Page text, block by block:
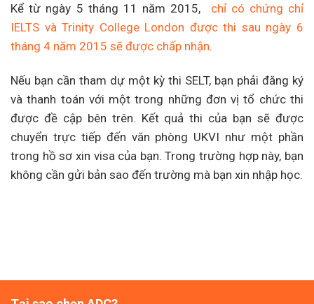
Kể từ ngày 5 tháng 11 năm 2015, chỉ có chứng chỉ
IELTS và Trinity College London được thi sau ngày 6
tháng 4 năm 2015 sẽ được chấp nhận.
Nếu bạn cần tham dự một kỳ thi SELT, bạn phải đăng ký
và thanh toán với một trong những đơn vị tổ chức thi
được đề cập bên trên. Kết quả thi của bạn sẽ được
chuyển trực tiếp đến văn phòng UKVI như một phần
trong hồ sơ xin visa của bạn. Trong trường hợp này, bạn
không cần gửi bản sao đến trường mà bạn xin nhập học.